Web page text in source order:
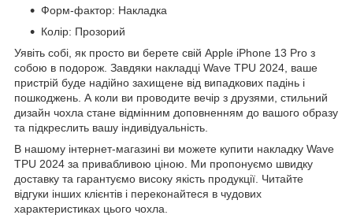
Форм-фактор: Накладка
Колір: Прозорий
Уявіть собі, як просто ви берете свій Apple iPhone 13 Pro з
собою в подорож. Завдяки накладці Wave TPU 2024, ваше
пристрій буде надійно захищене від випадкових падінь і
пошкоджень. А коли ви проводите вечір з друзями, стильний
дизайн чохла стане відмінним доповненням до вашого образу
та підкреслить вашу індивідуальність.
В нашому інтернет-магазині ви можете купити накладку Wave
TPU 2024 за привабливою ціною. Ми пропонуємо швидку
доставку та гарантуємо високу якість продукції. Читайте
відгуки інших клієнтів і переконайтеся в чудових
характеристиках цього чохла.